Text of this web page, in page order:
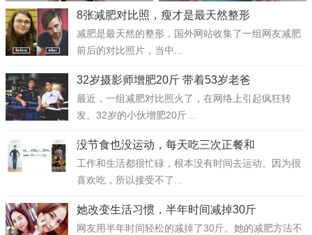
8张减肥对比照，瘦才是最天然整形
减肥是最天然的整形，国外网站收集了一组网友减肥
前后的对比照片，当中...
32岁摄影师增肥20斤 带着53岁老爸
最近，一组减肥对比照火了，在网络上引起疯狂转
发。32岁的小伙增肥20斤...
没节食也没运动，每天吃三次正餐和
工作和生活都很忙碌，根本没有时间去运动。因为很
喜欢吃，所以接受不了...
她改变生活习惯，半年时间减掉30斤
网友用半年时间轻松的减掉了30斤。她的减肥方法不